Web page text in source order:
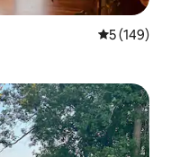
レビュー
5 (149)